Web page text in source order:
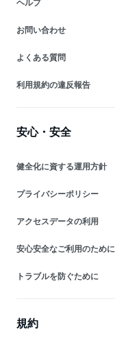
ヘルプ
お問い合わせ
よくある質問
利用規約の違反報告
安心・安全
健全化に資する運用方針
プライバシーポリシー
アクセスデータの利用
安心安全なご利用のために
トラブルを防ぐために
規約